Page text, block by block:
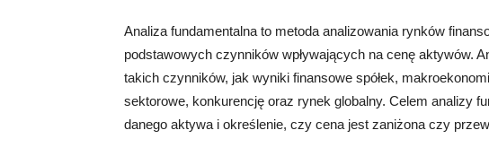
Analiza fundamentalna to metoda analizowania rynków
podstawowych czynników wpływających na cenę aktywów.
takich czynników, jak wyniki finansowe spółek,
sektorowe, konkurencję oraz rynek globalny. Celem analizy
danego aktywa i określenie, czy cena jest zaniżona czy